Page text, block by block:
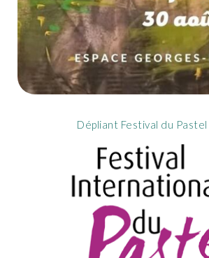
Dépliant Festival du